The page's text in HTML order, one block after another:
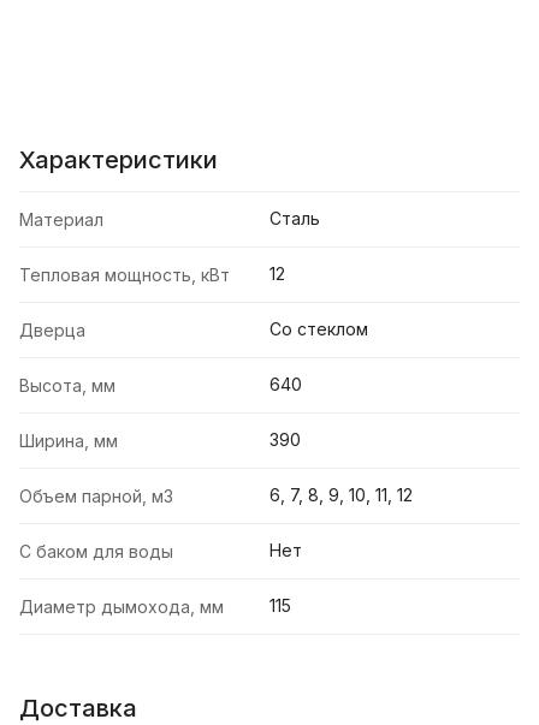
Характеристики
Материал Сталь
Тепловая мощность, кВт 12
Дверца Со стеклом
Высота, мм 640
Ширина, мм 390
Объем парной, м3 6, 7, 8, 9, 10, 11, 12
С баком для воды Нет
Диаметр дымохода, мм 115
Доставка